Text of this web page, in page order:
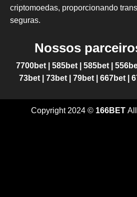
criptomoedas, proporcionando
seguras.
Nossos
7700bet 585bet 585bet
73bet| 73bet| 79bet| 667bet|
Copyright 2024 © 166BETAll